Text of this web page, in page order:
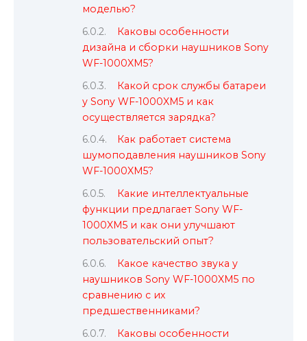
моделью?
Каковы особенности
дизайна и сборки наушников Sony
WF-1000XM5?
Какой срок службы батареи
у Sony WF-1000XM5 и как
осуществляется зарядка?
Как работает система
шумоподавления наушников Sony
WF-1000XM5?
Какие интеллектуальные
функции предлагает Sony WF-
1000XM5 и как они улучшают
пользовательский опыт?
Какое качество звука у
наушников Sony WF-1000XM5 по
сравнению с их
предшественниками?
Каковы особенности